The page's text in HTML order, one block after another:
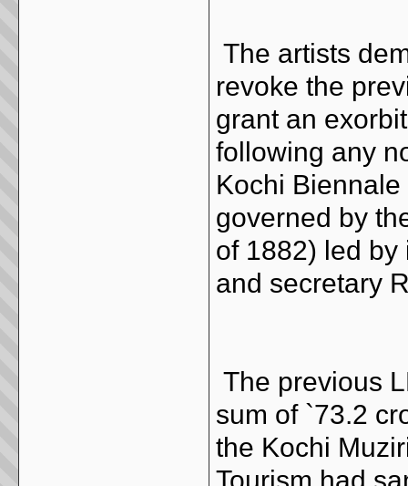
The artists
revoke the
grant an
following any
Kochi
governed by
of 1882) led
and secretary
The previous
sum of `73.2
the Kochi
Tourism had